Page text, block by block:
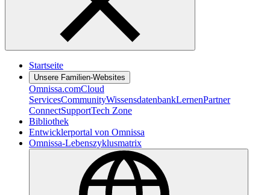
Startseite
Unsere Familien-Websites
Omnissa.comCloud
ServicesCommunityWissensdatenbankLernenPartner
ConnectSupportTech Zone
Bibliothek
Entwicklerportal von Omnissa
Omnissa-Lebenszyklusmatrix